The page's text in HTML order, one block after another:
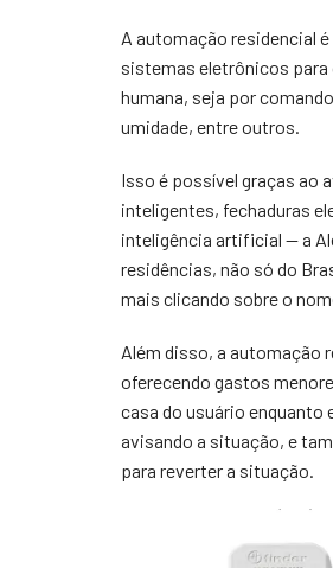
A automação residencial
sistemas eletrônicos para
humana, seja por
umidade, entre outros.
Isso é possível graças ao
inteligentes, fechaduras
inteligência artificial — a
residências, não só do
mais clicando sobre o
Além disso, a automação
oferecendo gastos
casa do usuário enquanto
avisando a situação, e
para reverter a situação.